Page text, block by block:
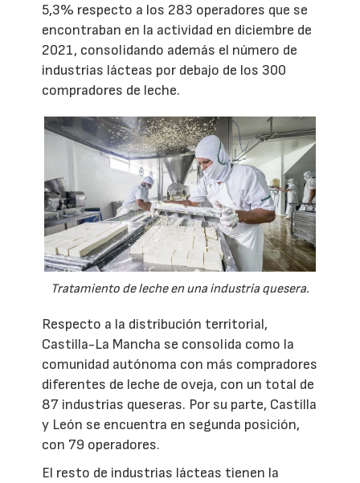
5,3% respecto a los 283 operadores que se
encontraban en la actividad en diciembre de
2021, consolidando además el número de
industrias lácteas por debajo de los 300
compradores de leche.
Tratamiento de leche en una industria quesera.
Respecto a la distribución territorial,
Castilla-La Mancha se consolida como la
comunidad autónoma con más compradores
diferentes de leche de oveja, con un total de
87 industrias queseras. Por su parte, Castilla
y León se encuentra en segunda posición,
con 79 operadores.
El resto de industrias lácteas tienen la